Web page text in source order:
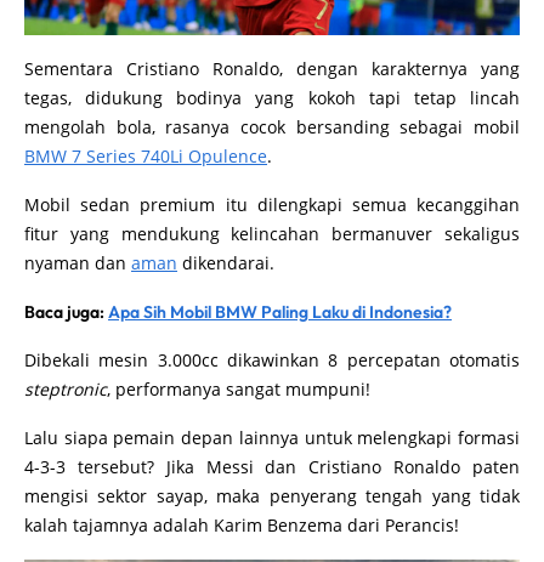
Sementara Cristiano Ronaldo, dengan karakternya yang
tegas, didukung bodinya yang kokoh tapi tetap lincah
mengolah bola, rasanya cocok bersanding sebagai mobil
BMW 7 Series 740Li Opulence.
Mobil sedan premium itu dilengkapi semua kecanggihan
fitur yang mendukung kelincahan bermanuver sekaligus
nyaman dan aman dikendarai.
Baca juga: Apa Sih Mobil BMW Paling Laku di Indonesia?
Dibekali mesin 3.000cc dikawinkan 8 percepatan otomatis
steptronic, performanya sangat mumpuni!
Lalu siapa pemain depan lainnya untuk melengkapi formasi
4-3-3 tersebut? Jika Messi dan Cristiano Ronaldo paten
mengisi sektor sayap, maka penyerang tengah yang tidak
kalah tajamnya adalah Karim Benzema dari Perancis!